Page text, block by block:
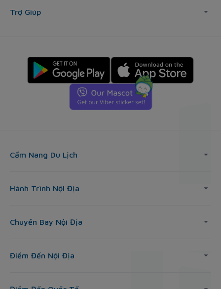
Trợ Giúp
Cẩm Nang Du Lịch
Hành Trình Nội Địa
Chuyến Bay Nội Địa
Điểm Đến Nội Địa